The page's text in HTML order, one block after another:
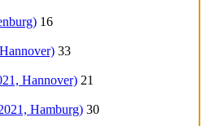
16
33
Hannover) 21
Hamburg) 30